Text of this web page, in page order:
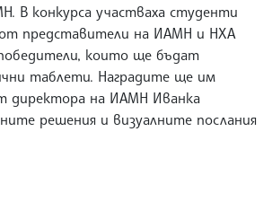
В конкурса участваха студенти
представители на ИАМН и НХА
които ще бъдат
таблети. Наградите ще им
директора на ИАМН Иванка
решения и визуалните послания